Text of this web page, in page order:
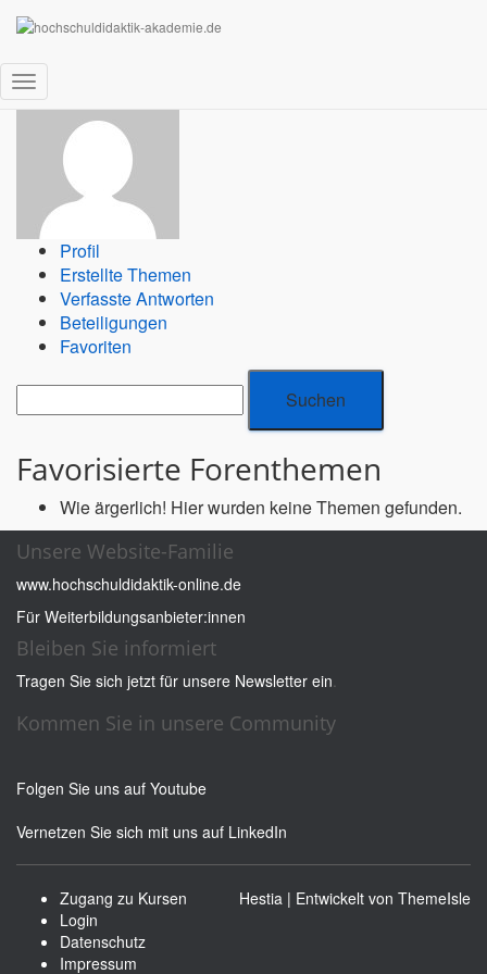
Navigation
umschalten
kroemerhd
Profil
Erstellte Themen
Verfasste Antworten
Beteiligungen
Favoriten
Favorisierte Forenthemen
Wie ärgerlich! Hier wurden keine Themen gefunden.
Unsere Website-Familie
www.hochschuldidaktik-online.de
Für Weiterbildungsanbieter:innen
Bleiben Sie informiert
Tragen Sie sich jetzt für unsere Newsletter ein.
Kommen Sie in unsere Community
Folgen Sie uns auf Youtube
Vernetzen Sie sich mit uns auf LinkedIn
Zugang zu Kursen
Login
Datenschutz
Impressum
Hestia | Entwickelt von ThemeIsle